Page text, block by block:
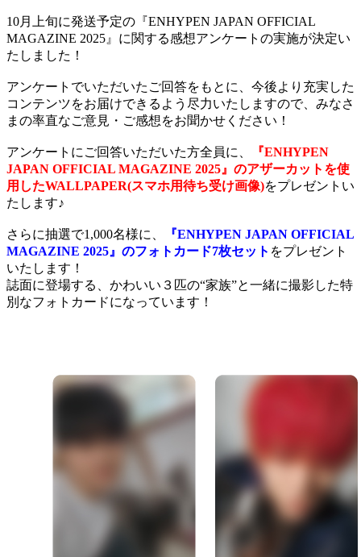
10月上旬に発送予定の『ENHYPEN JAPAN OFFICIAL
MAGAZINE 2025』に関する感想アンケートの実施が決定い
たしました！
アンケートでいただいたご回答をもとに、今後より充実した
コンテンツをお届けできるよう尽力いたしますので、みなさ
まの率直なご意見・ご感想をお聞かせください！
アンケートにご回答いただいた方全員に、
『ENHYPEN
JAPAN OFFICIAL MAGAZINE 2025』のアザーカットを使
用したWALLPAPER(スマホ用待ち受け画像)をプレゼントい
たします♪
さらに抽選で1,000名様に、
『ENHYPEN JAPAN OFFICIAL
MAGAZINE 2025』のフォトカード7枚セット をプレゼント
いたします！
誌面に登場する、かわいい３匹の“家族”と一緒に撮影した特
別なフォトカードになっています！